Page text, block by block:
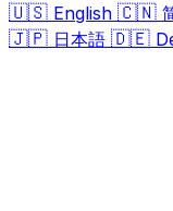
🇺🇸 English 🇨🇳
🇯🇵 日本語 🇩🇪